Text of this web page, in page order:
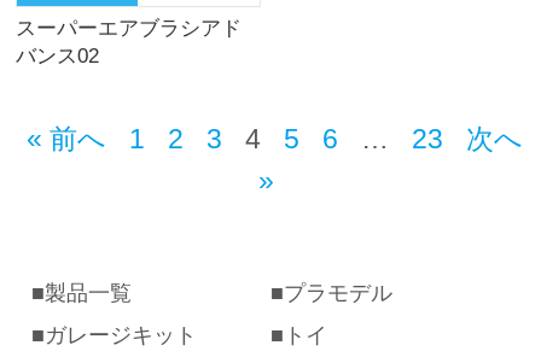
スーパーエアブラシアド
バンス02
« 前へ 1 2 3 4 5 6 … 23
次へ
»
製品一覧
プラモデル
ガレージキット
トイ